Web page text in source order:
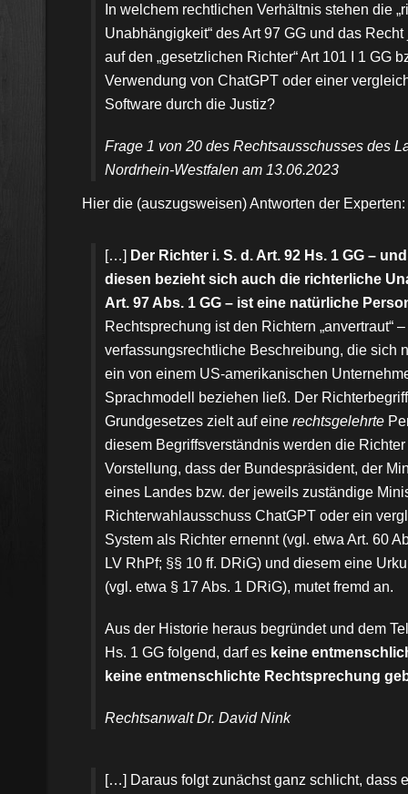
In welchem rechtlichen Verhältnis stehen die
Unabhängigkeit“ des Art 97 GG und das
auf den „gesetzlichen Richter“ Art 101 I 1 GG
Verwendung von ChatGPT oder einer
Software durch die Justiz?
Frage 1 von 20 des Rechtsausschusses des
Nordrhein-Westfalen am 13.06.2023
Hier die (auszugsweisen) Antworten der Experten:
[…] Der Richter i. S. d. Art. 92 Hs. 1 GG –
diesen bezieht sich auch die richterliche
Art. 97 Abs. 1 GG – ist eine natürliche
Rechtsprechung ist den Richtern „anvertraut“
verfassungsrechtliche Beschreibung, die sich
ein von einem US-amerikanischen
Sprachmodell beziehen ließ. Der
Grundgesetzes zielt auf eine rechtsgelehrte
diesem Begriffsverständnis werden die Richter
Vorstellung, dass der Bundespräsident, der
eines Landes bzw. der jeweils zuständige
Richterwahlausschuss ChatGPT oder ein
System als Richter ernennt (vgl. etwa Art. 60
LV RhPf; §§ 10 ff. DRiG) und diesem eine
(vgl. etwa § 17 Abs. 1 DRiG), mutet fremd an.
Aus der Historie heraus begründet und dem
Hs. 1 GG folgend, darf es keine
keine entmenschlichte Rechtsprechung
Rechtsanwalt Dr. David Nink
[…] Daraus folgt zunächst ganz schlicht, dass